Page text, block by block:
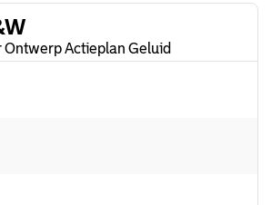
Actieplan Geluid